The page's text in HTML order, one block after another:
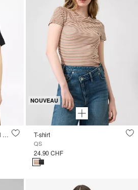
T-shirt en lin mélangé avec col en V
NOUVEAU
T-shirt
QS
24.90 CHF